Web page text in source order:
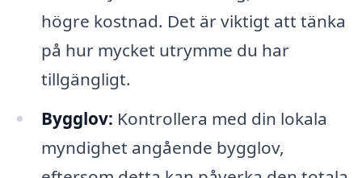
högre kostnad. Det är viktigt att tänka
på hur mycket utrymme du har
tillgängligt.
Bygglov: Kontrollera med din lokala
myndighet angående bygglov,